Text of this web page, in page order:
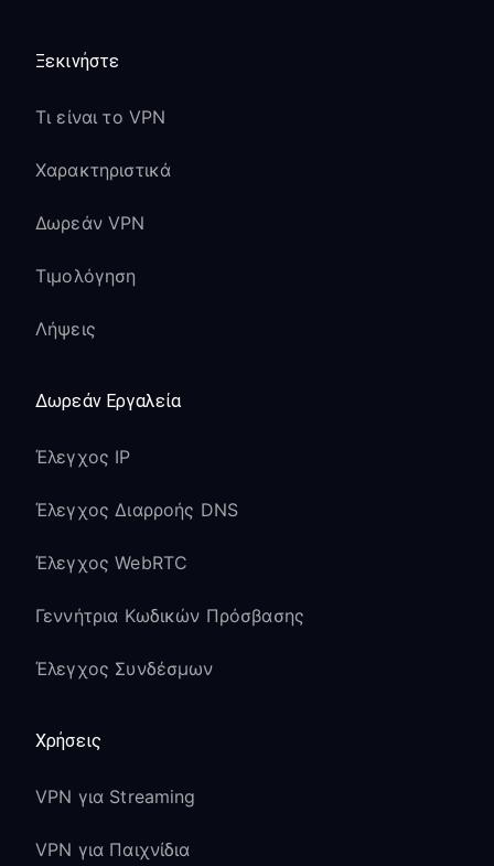
Ξεκινήστε
Τι είναι το VPN
Χαρακτηριστικά
Δωρεάν VPN
Τιμολόγηση
Λήψεις
Δωρεάν Εργαλεία
Έλεγχος IP
Έλεγχος Διαρροής DNS
Έλεγχος WebRTC
Γεννήτρια Κωδικών Πρόσβασης
Έλεγχος Συνδέσμων
Χρήσεις
VPN για Streaming
VPN για Παιχνίδια